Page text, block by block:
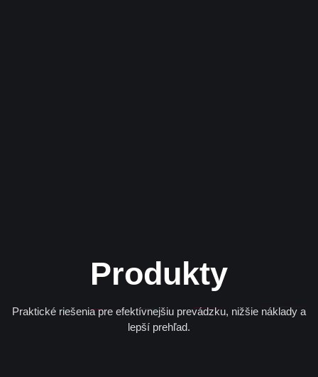
Produkty
Praktické riešenia pre efektívnejšiu prevádzku, nižšie náklady a
lepší prehľad.